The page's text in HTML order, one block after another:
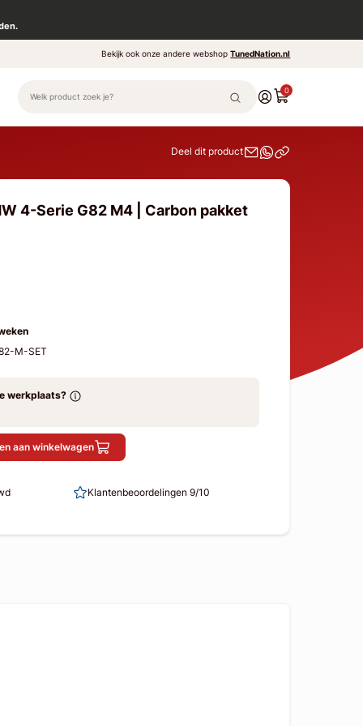
Bekijk ook onze andere webshopTunedNation.nl
0
Deel dit product
4-Serie G82 M4 | Carbon pakket
M-SET
werkplaats?
aan winkelwagen
Klantenbeoordelingen 9/10